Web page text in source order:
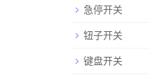
急停开关
钮子开关
键盘开关